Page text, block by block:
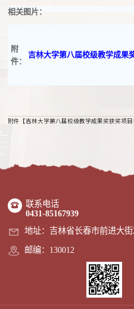
相关图片：
附
件：
吉林大学第八届校级教学成果
附件【吉林大学第八届校级教学成果奖获奖项
联系电话
0431-85167939
地址：吉林省长春市前进大
邮编：130012